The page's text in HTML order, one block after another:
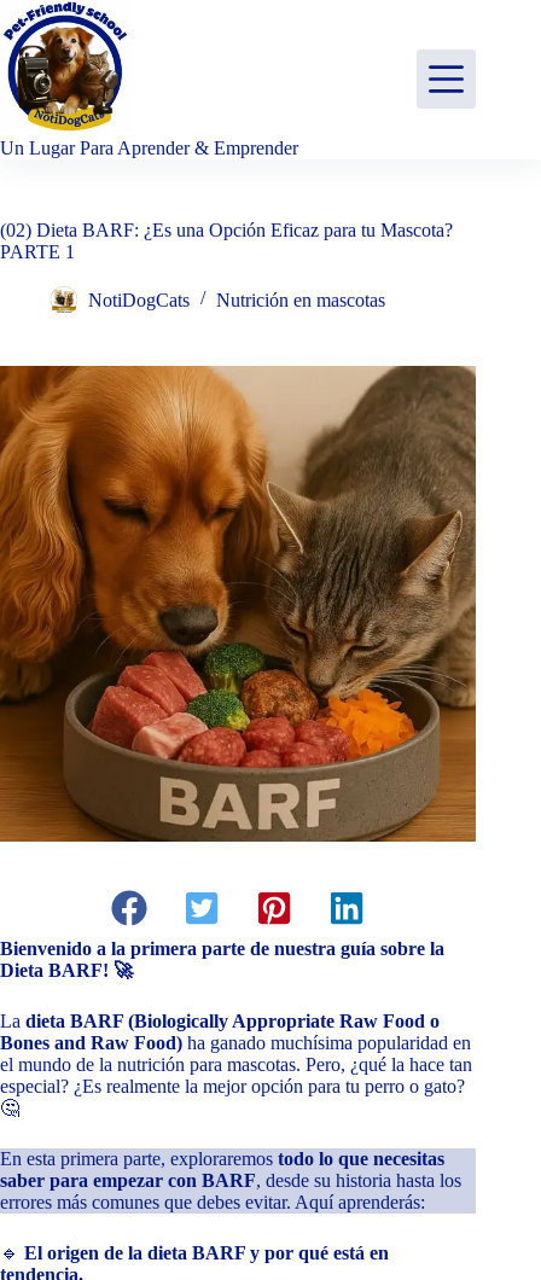
Saltar
al
contenido
Un Lugar Para Aprender & Emprender
(02) Dieta BARF: ¿Es una Opción Eficaz para tu Mascota?
PARTE 1
NotiDogCats Nutrición en mascotas
Bienvenido a la primera parte de nuestra guía sobre la
Dieta BARF! 🚀
La dieta BARF (Biologically Appropriate Raw Food o
Bones and Raw Food) ha ganado muchísima popularidad en
el mundo de la nutrición para mascotas. Pero, ¿qué la hace tan
especial? ¿Es realmente la mejor opción para tu perro o gato?
🤔
En esta primera parte, exploraremos todo lo que necesitas
saber para empezar con BARF, desde su historia hasta los
errores más comunes que debes evitar. Aquí aprenderás:
🔹 El origen de la dieta BARF y por qué está en
tendencia.